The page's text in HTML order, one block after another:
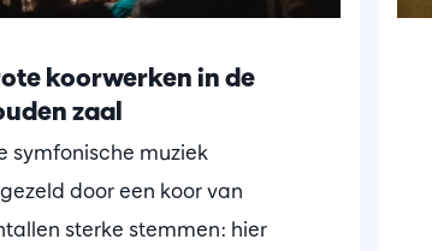
koorwerken in de
zaal
symfonische muziek
door een koor van
sterke stemmen: hier